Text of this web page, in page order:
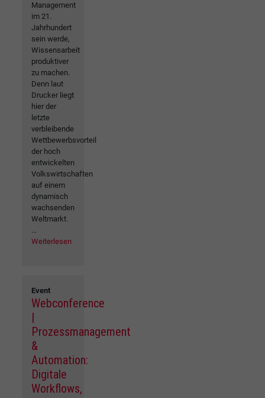
Management
im 21.
Jahrhundert
sein werde,
Wissensarbeit
produktiver
zu machen.
Denn laut
Drucker liegt
hier der
letzte
verbleibende
Wettbewerbsvorteil
der hoch
entwickelten
Volkswirtschaften
auf einem
dynamisch
wachsenden
Weltmarkt.
...
Weiterlesen
Event
Webconference
|
Prozessmanagement
&
Automation:
Digitale
Workflows,